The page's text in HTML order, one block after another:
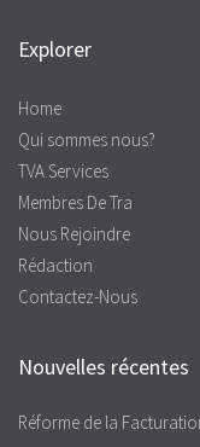
Explorer
Home
Qui sommes nous?
TVA Services
Membres De Tra
Nous Rejoindre
Rédaction
Contactez-Nous
Nouvelles récentes
Réforme de la